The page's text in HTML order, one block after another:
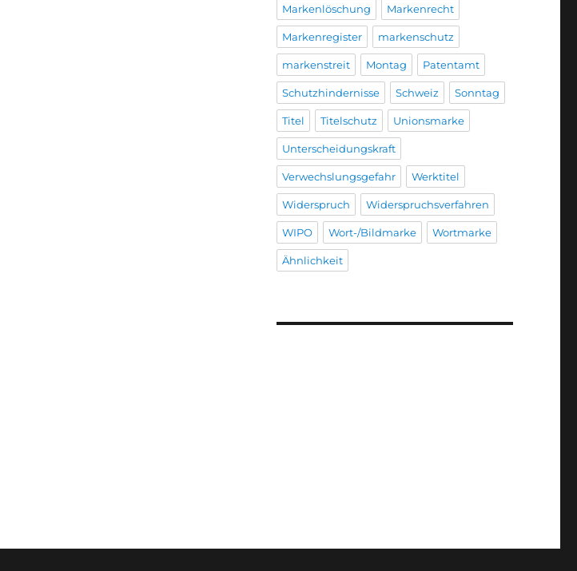
Markenlöschung Markenrecht
Markenregister markenschutz
markenstreit Montag Patentamt
Schutzhindernisse Schweiz Sonntag
Titel Titelschutz Unionsmarke
Unterscheidungskraft
Verwechslungsgefahr Werktitel
Widerspruch Widerspruchsverfahren
WIPO Wort-/Bildmarke Wortmarke
Ähnlichkeit